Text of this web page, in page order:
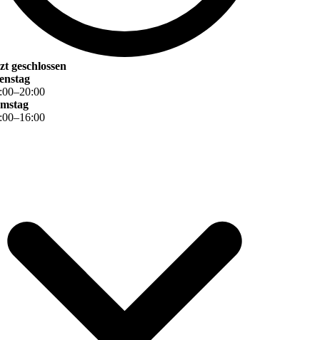
geschlossen
:00–20:00
:00–16:00